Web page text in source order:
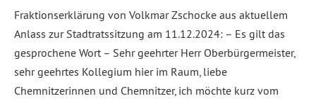
Fraktionserklärung von Volkmar Zschocke aus aktuellem
Anlass zur Stadtratssitzung am 11.12.2024: – Es gilt das
gesprochene Wort – Sehr geehrter Herr Oberbürgermeister,
sehr geehrtes Kollegium hier im Raum, liebe
Chemnitzerinnen und Chemnitzer, ich möchte kurz vom